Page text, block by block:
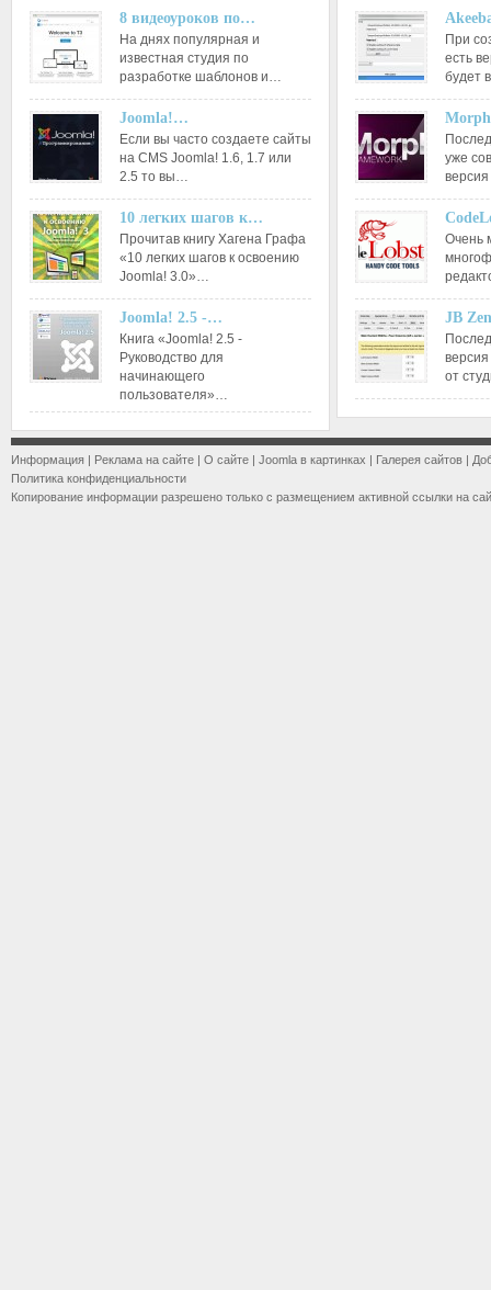
8 видеоуроков по…
На днях популярная и
известная студия по
разработке шаблонов и…
Joomla!…
Если вы часто создаете сайты
на CMS Joomla! 1.6, 1.7 или
2.5 то вы…
10 легких шагов к…
Прочитав книгу Хагена Графа
«10 легких шагов к освоению
Joomla! 3.0»…
Joomla! 2.5 -…
Книга «Joomla! 2.5 -
Руководство для
начинающего
пользователя»…
При
есть
будет
уже
Очень
JB
от
Информация | Реклама на сайте | О сайте | Joomla в картинках | Галерея сайтов |
Политика конфиденциальности
Копирование информации разрешено только с размещением активной ссылки на